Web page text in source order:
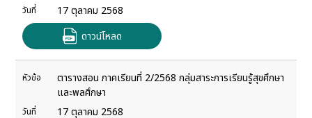
วันที่
17 ตุลาคม 2568
ดาวน์โหลด
หัวข้อ
ตารางสอน ภาคเรียนที่ 2/2568 กลุ่มสาระการเรียนรู้สุขศึกษา
และพลศึกษา
วันที่ 17 ตุลาคม 2568